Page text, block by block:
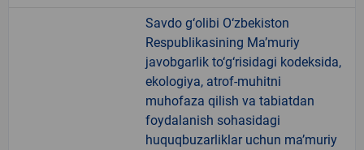
Savdo g‘olibi O‘zbekiston
Respublikasining Ma’muriy
javobgarlik to‘g‘risidagi kodeksida,
ekologiya, atrof-muhitni
muhofaza qilish va tabiatdan
foydalanish sohasidagi
huquqbuzarliklar uchun ma’muriy